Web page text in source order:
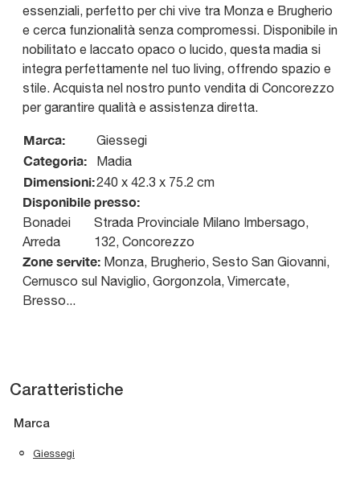
essenziali, perfetto per chi vive tra Monza e Brugherio
e cerca funzionalità senza compromessi. Disponibile in
nobilitato e laccato opaco o lucido, questa madia si
integra perfettamente nel tuo living, offrendo spazio e
stile. Acquista nel nostro punto vendita di Concorezzo
per garantire qualità e assistenza diretta.
Marca: Giessegi
Categoria: Madia
Dimensioni:240 x 42.3 x 75.2 cm
Disponibile presso:
Bonadei
Arreda
Strada Provinciale Milano Imbersago,
132, Concorezzo
Zone servite: Monza, Brugherio, Sesto San Giovanni,
Cernusco sul Naviglio, Gorgonzola, Vimercate,
Bresso...
Caratteristiche
Marca
Giessegi